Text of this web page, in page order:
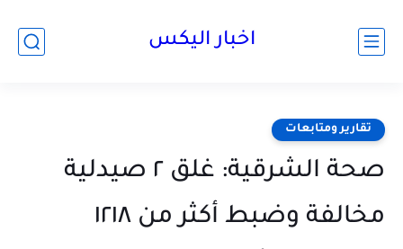
اخبار اليكس
تقارير ومتابعات
صحة الشرقية: غلق ٢ صيدلية
مخالفة وضبط أكثر من ١٢١٨